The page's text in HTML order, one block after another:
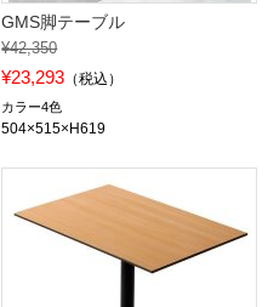
GMS脚テーブル
¥42,350
¥23,293 （税込）
カラー4色
504×515×H619